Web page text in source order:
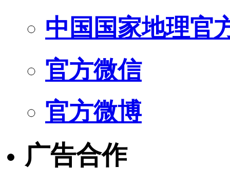
中国国家地理官
官方微信
官方微博
广告合作